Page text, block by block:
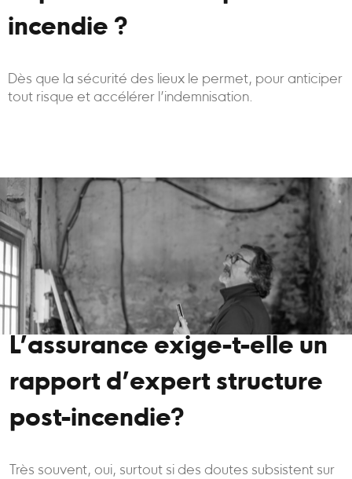
incendie ?
Dès que la sécurité des lieux le permet, pour anticiper
tout risque et accélérer l’indemnisation.
L’assurance exige-t-elle un
rapport d’expert structure
post-incendie?
Très souvent, oui, surtout si des doutes subsistent sur